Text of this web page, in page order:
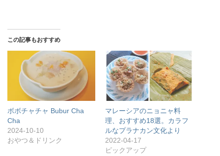
この記事もおすすめ
ボボチャチャ Bubur Cha
Cha
2024-10-10
おやつ＆ドリンク
マレーシアのニョニャ料
理、おすすめ18選。カラフ
ルなプラナカン文化より
2022-04-17
ピックアップ